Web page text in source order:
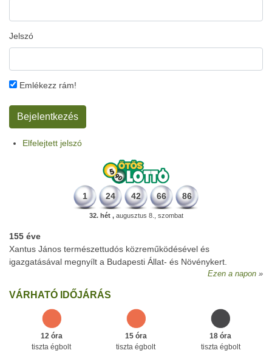
Jelszó
Emlékezz rám!
Elfelejtett jelszó
1 24 42 66 86
32. hét ,augusztus 8., szombat
155 éve
Xantus János természettudós közreműködésével és
igazgatásával megnyílt a Budapesti Állat- és Növénykert.
Ezen a napon
VÁRHATÓ IDŐJÁRÁS
12 óra
tiszta égbolt
15 óra
tiszta égbolt
18 óra
tiszta égbolt